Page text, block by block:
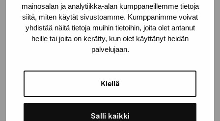
mainosalan ja analytiikka-alan kumppaneillemme tietoja
siitä, miten käytät sivustoamme. Kumppanimme voivat
yhdistää näitä tietoja muihin tietoihin, joita olet antanut
heille tai joita on kerätty, kun olet käyttänyt heidän
palvelujaan.
Kiellä
Salli kaikki
Deponeringsplats
Pro Artibus, Ekenäs
Dela: